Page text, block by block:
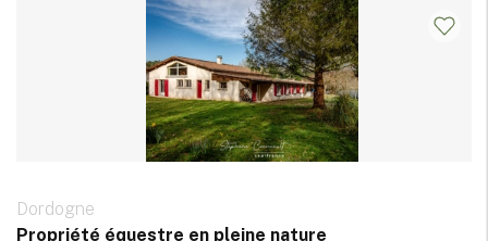
Dordogne
Propriété équestre en pleine nature